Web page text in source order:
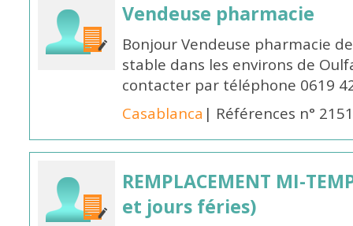
Vendeuse pharmacie
Bonjour Vendeuse pharmacie
stable dans les environs de
contacter par téléphone 0619
Casablanca | Références n°
REMPLACEMENT MI-
et jours féries)